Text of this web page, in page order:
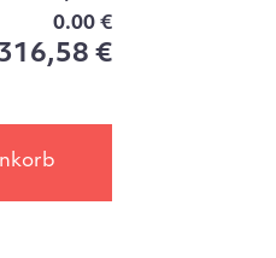
0.00 €
€